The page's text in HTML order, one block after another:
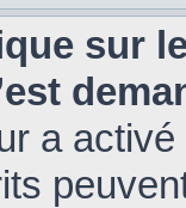
sur
a